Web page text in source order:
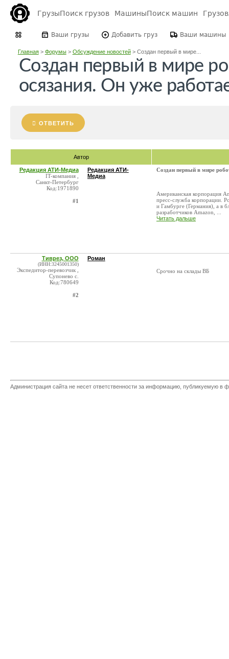
ГрузыПоиск грузов МашиныПоиск машин
Ваши грузы Добавить груз Ваши машины
Главная> Форумы> Обсуждение новостей> Создан первый в мире...
Создан первый в мире
осязания. Он уже
ОТВЕТИТЬ
Автор
Редакция АТИ-Медиа
IT-компания ,
Санкт-Петербург
Код:1971890
#1
Редакция АТИ-
Медиа
Создан первый в мире
Американская корпорация
пресс-служба корпорации.
и Гамбурге (Германия), а в
разработчиков Amazon, ...
Читать дальше
Тиврез, ООО
(ИНН:3245001350)
Экспедитор-перевозчик ,
Супонево с.
Код:780649
#2
Роман
Срочно на склады ВБ
Администрация сайта не несет ответственности за информацию, публикуемую